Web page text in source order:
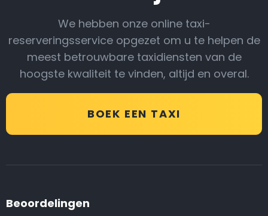
We hebben onze online taxi-
reserveringsservice opgezet om u te helpen de
meest betrouwbare taxidiensten van de
hoogste kwaliteit te vinden, altijd en overal.
BOEK EEN TAXI
Beoordelingen